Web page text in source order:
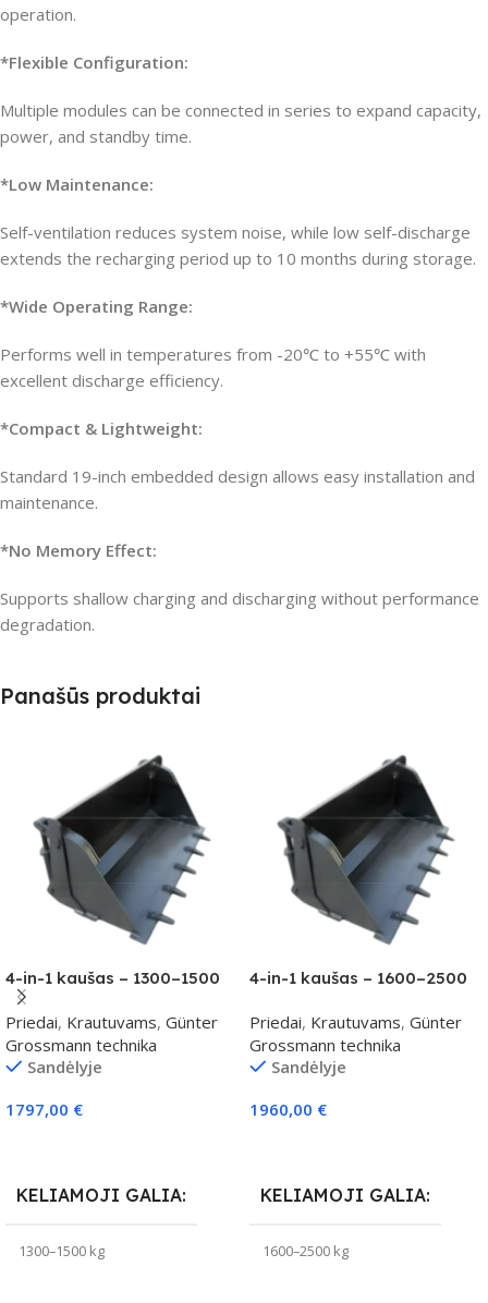
operation.
*Flexible Configuration:
Multiple modules can be connected in series to expand capacity,
power, and standby time.
*Low Maintenance:
Self-ventilation reduces system noise, while low self-discharge
extends the recharging period up to 10 months during storage.
*Wide Operating Range:
Performs well in temperatures from -20℃ to +55℃ with
excellent discharge efficiency.
*Compact & Lightweight:
Standard 19-inch embedded design allows easy installation and
maintenance.
*No Memory Effect:
Supports shallow charging and discharging without performance
degradation.
Panašūs produktai
4-in-1 kaušas – 1300–1500
kg klasei
Priedai, Krautuvams, Günter
Grossmann technika
Sandėlyje
1797,00 €
KELIAMOJI GALIA
1300–1500 kg
4-in-1 kaušas – 1600–2500
Priedai, Krautuvams, Günter
Grossmann technika
Sandėlyje
1960,00 €
KELIAMOJI GALIA
1600–2500 kg